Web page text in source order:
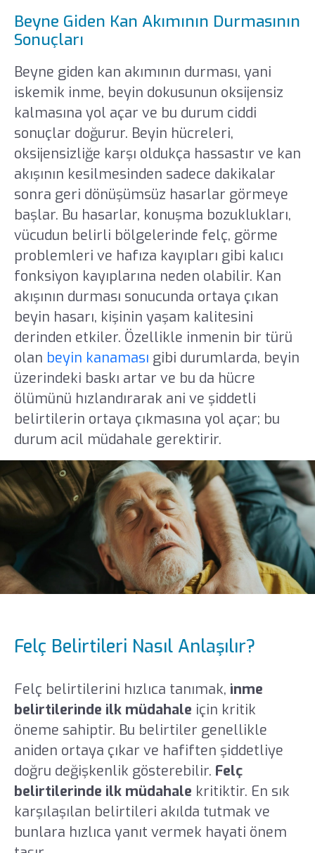
Beyne Giden Kan Akımının Durmasının
Sonuçları
Beyne giden kan akımının durması, yani
iskemik inme, beyin dokusunun oksijensiz
kalmasına yol açar ve bu durum ciddi
sonuçlar doğurur. Beyin hücreleri,
oksijensizliğe karşı oldukça hassastır ve kan
akışının kesilmesinden sadece dakikalar
sonra geri dönüşümsüz hasarlar görmeye
başlar. Bu hasarlar, konuşma bozuklukları,
vücudun belirli bölgelerinde felç, görme
problemleri ve hafıza kayıpları gibi kalıcı
fonksiyon kayıplarına neden olabilir. Kan
akışının durması sonucunda ortaya çıkan
beyin hasarı, kişinin yaşam kalitesini
derinden etkiler. Özellikle inmenin bir türü
olan beyin kanaması gibi durumlarda, beyin
üzerindeki baskı artar ve bu da hücre
ölümünü hızlandırarak ani ve şiddetli
belirtilerin ortaya çıkmasına yol açar; bu
durum acil müdahale gerektirir.
Felç Belirtileri Nasıl Anlaşılır?
Felç belirtilerini hızlıca tanımak, inme
belirtilerinde ilk müdahale için kritik
öneme sahiptir. Bu belirtiler genellikle
aniden ortaya çıkar ve hafiften şiddetliye
doğru değişkenlik gösterebilir. Felç
belirtilerinde ilk müdahale kritiktir. En sık
karşılaşılan belirtileri akılda tutmak ve
bunlara hızlıca yanıt vermek hayati önem